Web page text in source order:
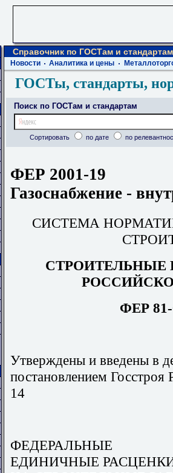
Справочник по ГОСТам и стандартам
Новости Аналитика и цены
ГОСТы, стандарты,
Поиск по ГОСТам и стандартам
Сортировать по дате по
ФЕР 2001-19
Газоснабжение -
СИСТЕМА
СТРОИТЕЛЬНЫЕ
ФЕР 81-
Утверждены и введены в
постановлением
14
ФЕДЕРАЛЬНЫЕ
ЕДИНИЧНЫЕ